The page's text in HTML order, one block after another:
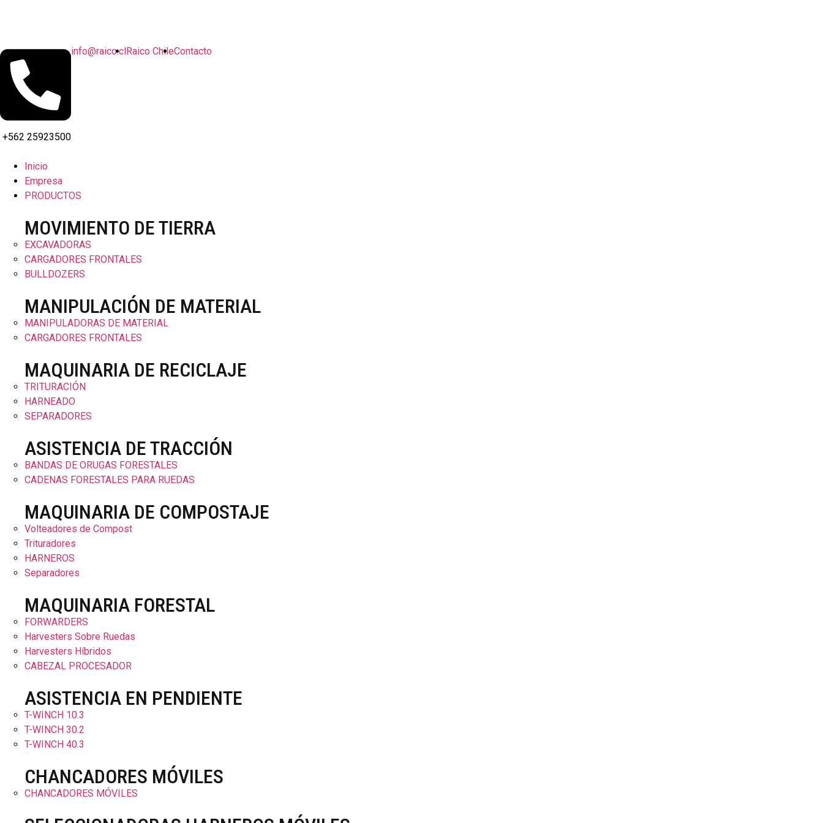
+562 25923500
info@raico.clRaico ChileContacto
Inicio
Empresa
PRODUCTOS
MOVIMIENTO DE TIERRA
EXCAVADORAS
CARGADORES FRONTALES
BULLDOZERS
MANIPULACIÓN DE MATERIAL
MANIPULADORAS DE MATERIAL
CARGADORES FRONTALES
MAQUINARIA DE RECICLAJE
TRITURACIÓN
HARNEADO
SEPARADORES
ASISTENCIA DE TRACCIÓN
BANDAS DE ORUGAS FORESTALES
CADENAS FORESTALES PARA RUEDAS
MAQUINARIA DE COMPOSTAJE
Volteadores de Compost
Trituradores
HARNEROS
Separadores
MAQUINARIA FORESTAL
FORWARDERS
Harvesters Sobre Ruedas
Harvesters Híbridos
CABEZAL PROCESADOR
ASISTENCIA EN PENDIENTE
T-WINCH 10.3
T-WINCH 30.2
T-WINCH 40.3
CHANCADORES MÓVILES
CHANCADORES MÓVILES